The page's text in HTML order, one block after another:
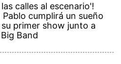
las calles al escenario'!
Pablo cumplirá un sueño
primer show junto a
Band